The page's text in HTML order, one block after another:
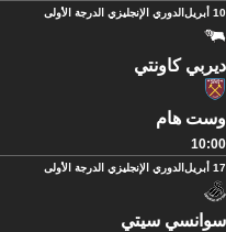
10 أبريل الدوري الإنجليزي الدرجة الأولى
ديربي كاونتي
وست هام
10:00
17 أبريل الدوري الإنجليزي الدرجة الأولى
سوانسي سيتي